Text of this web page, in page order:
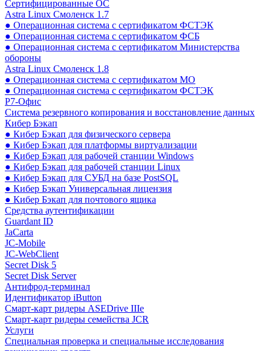
Сертифицированные ОС
Astra Linux Смоленск 1.7
● Операционная система с сертификатом ФСТЭК
● Операционная система с сертификатом ФСБ
● Операционная система с сертификатом Министерства
обороны
Astra Linux Смоленск 1.8
● Операционная система с сертификатом МО
● Операционная система с сертификатом ФСТЭК
Р7-Офис
Система резервного копирования и восстановление данных
Кибер Бэкап
● Кибер Бэкап для физического сервера
● Кибер Бэкап для платформы виртуализации
● Кибер Бэкап для рабочей станции Windows
● Кибер Бэкап для рабочей станции Linux
● Кибер Бэкап для СУБД на базе PostSQL
● Кибер Бэкап Универсальная лицензия
● Кибер Бэкап для почтового ящика
Средства аутентификации
Guardant ID
JaCarta
JC-Mobile
JC-WebClient
Secret Disk 5
Secret Disk Server
Антифрод-терминал
Идентификатор iButton
Смарт-карт ридеры ASEDrive IIIe
Смарт-карт ридеры семейства JCR
Услуги
Специальная проверка и специальные исследования